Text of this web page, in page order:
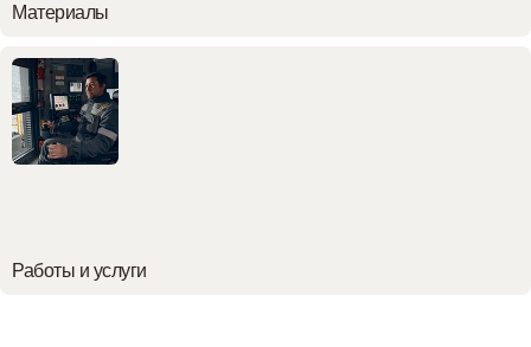
Материалы
Работы и услуги